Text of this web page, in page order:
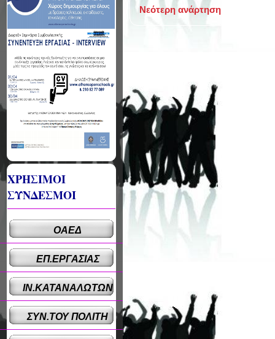
Νεότερη ανάρτηση
ΧΡΗΣΙΜΟΙ
ΣΥΝΔΕΣΜΟΙ
ΟΑΕΔ
ΕΠ.ΕΡΓΑΣΙΑΣ
ΙΝ.ΚΑΤΑΝΑΛΩΤΩΝ
ΣΥΝ.ΤΟΥ ΠΟΛΙΤΗ